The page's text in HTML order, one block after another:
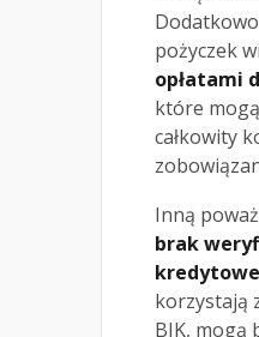
pożyczek
opłatami
które
całkowity
Inną
brak
korzystają
BIK, mogą